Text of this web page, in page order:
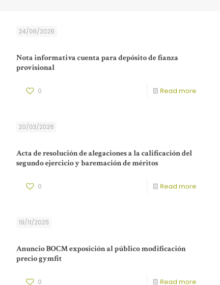
24/06/2026
Nota informativa cuenta para depósito de fianza
provisional
0 Read more
20/03/2026
Acta de resolución de alegaciones a la calificación del
segundo ejercicio y baremación de méritos
0 Read more
19/11/2025
Anuncio BOCM exposición al público modificación
precio gymfit
0 Read more